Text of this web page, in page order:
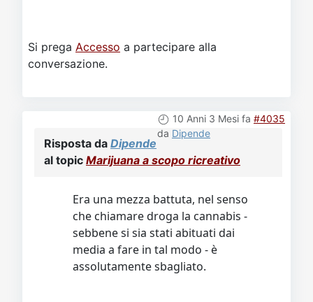
Si prega Accesso a partecipare alla
conversazione.
10 Anni 3 Mesi fa #4035
da Dipende
Risposta da Dipende
al topic Marijuana a scopo ricreativo
Era una mezza battuta, nel senso
che chiamare droga la cannabis -
sebbene si sia stati abituati dai
media a fare in tal modo - è
assolutamente sbagliato.